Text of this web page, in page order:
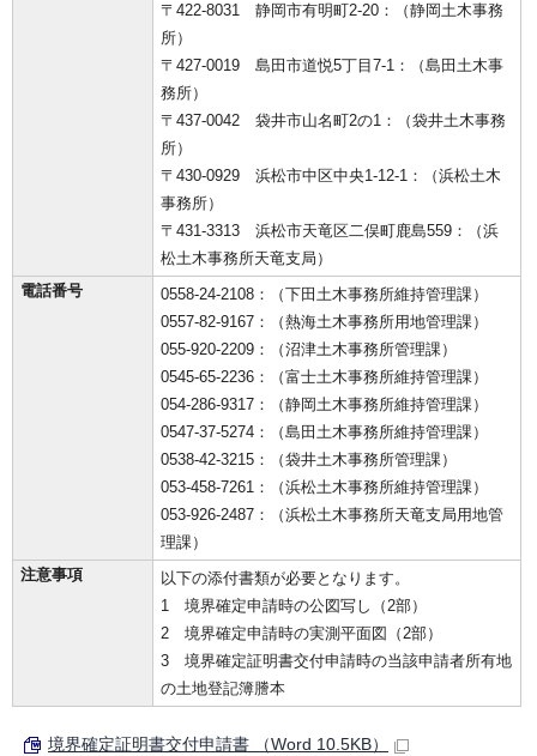
〒422-8031 静岡市有明町2-20：（静岡土木事務
所）
〒427-0019 島田市道悦5丁目7-1：（島田土木事
務所）
〒437-0042 袋井市山名町2の1：（袋井土木事務
所）
〒430-0929 浜松市中区中央1-12-1：（浜松土木
事務所）
〒431-3313 浜松市天竜区二俣町鹿島559：（浜
松土木事務所天竜支局）
電話番号
0558-24-2108：（下田土木事務所維持管理課）
0557-82-9167：（熱海土木事務所用地管理課）
055-920-2209：（沼津土木事務所管理課）
0545-65-2236：（富士土木事務所維持管理課）
054-286-9317：（静岡土木事務所維持管理課）
0547-37-5274：（島田土木事務所維持管理課）
0538-42-3215：（袋井土木事務所管理課）
053-458-7261：（浜松土木事務所維持管理課）
053-926-2487：（浜松土木事務所天竜支局用地管
理課）
注意事項
以下の添付書類が必要となります。
1 境界確定申請時の公図写し（2部）
2 境界確定申請時の実測平面図（2部）
3 境界確定証明書交付申請時の当該申請者所有地
の土地登記簿謄本
境界確定証明書交付申請書 （Word 10.5KB）